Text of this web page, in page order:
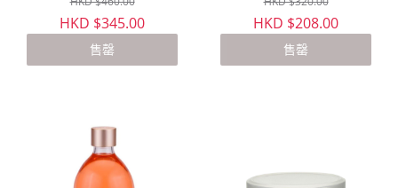
HKD $345.00
售罄
HKD $208.00
售罄